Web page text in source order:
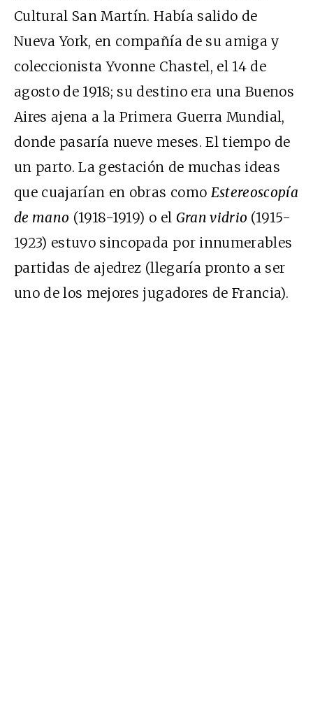
Cultural San Martín. Había salido de
Nueva York, en compañía de su amiga y
coleccionista Yvonne Chastel, el 14 de
agosto de 1918; su destino era una Buenos
Aires ajena a la Primera Guerra Mundial,
donde pasaría nueve meses. El tiempo de
un parto. La gestación de muchas ideas
que cuajarían en obras como Estereoscopía
de mano (1918-1919) o el Gran vidrio (1915-
1923) estuvo sincopada por innumerables
partidas de ajedrez (llegaría pronto a ser
uno de los mejores jugadores de Francia).